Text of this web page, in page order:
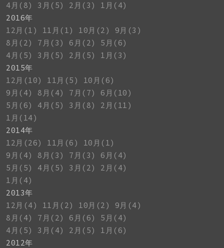
4月(8)
3月(5) 2月(3)
1月(4)
2016年
12月(1)
11月(1) 10月(2)
9月(3)
8月(2)
7月(3) 6月(2)
5月(6)
4月(5)
3月(5) 2月(5)
1月(3)
2015年
12月(10)
11月(5)
10月(6)
9月(4)
8月(4) 7月(7)
6月(10)
5月(6)
4月(5) 3月(8)
2月(11)
1月(14)
2014年
12月(26)
11月(6)
10月(1)
9月(4)
8月(3) 7月(3)
6月(4)
5月(5)
4月(5) 3月(2)
2月(4)
1月(4)
2013年
12月(4)
11月(2) 10月(2)
9月(4)
8月(4)
7月(2) 6月(6)
5月(4)
4月(5)
3月(4) 2月(5)
1月(6)
2012年